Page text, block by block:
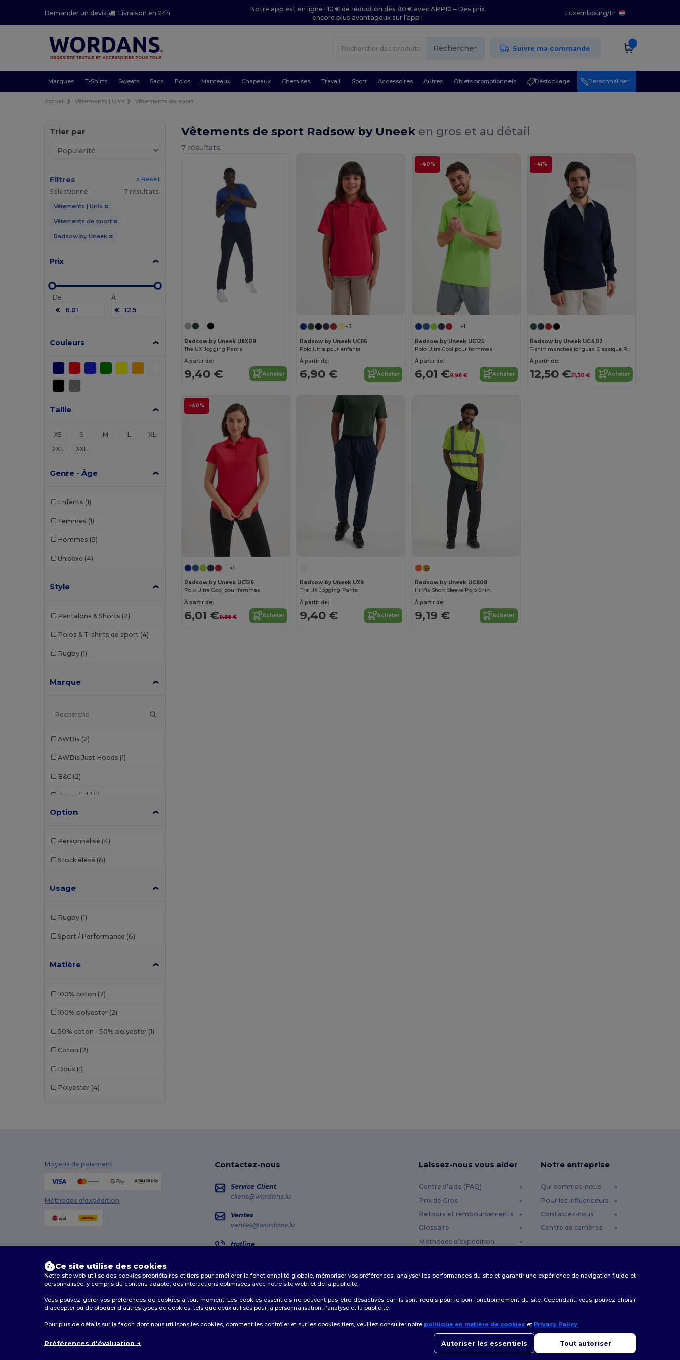
Demander un devis| Livraison en 24h
Notre app est en ligne ! 10 € de réduction dès 80 € avec APP10 – Des prix
encore plus avantageux sur l’app !
Luxembourg/Fr
Rechercher Suivre ma commande
Marques T-Shirts Sweats Sacs Polos Manteaux Chapeaux Chemises Travail Sport Accessoires Autres Objets promotionnels Déstockage Personnaliser !
Accueil Vêtements | Unis Vêtements de sport
Trier par
Filtres
« Reset
Sélectionné
7 résultats.
Vêtements | Unis
Vêtements de sport
Radsow by Uneek
Prix
De
€
À
€
Couleurs
Taille
XS S M L
XL
2XL
3XL
Genre - Âge
Enfants (1)
Femmes (1)
Hommes (5)
Unisexe (4)
Style
Pantalons & Shorts (2)
Polos & T-shirts de sport (4)
Rugby (1)
Marque
AWDis (2)
AWDis Just Hoods (1)
B&C (2)
Beechfield (1)
Brook Taverner
Egotier
Finden & Hales
Korntex (2)
Mumbles (1)
Mustaghata (11)
Proact (97)
Promodoro (3)
Option
Personnalisé (4)
Stock élévé (6)
Usage
Rugby (1)
Sport / Performance (6)
Matière
100% coton (2)
100% polyester (2)
50% coton - 50% polyester (1)
Coton (2)
Doux (1)
Polyester (4)
Vêtements de sport Radsow by Uneek en gros et au détail
7 résultats.
Radsow by Uneek UXX09
The UX Jogging Pants
À partir de:
9,40 € Acheter
+3
Radsow by Uneek UC116
Polo Ultra pour enfants
À partir de:
6,90 € Acheter
-40%
+1
Radsow by Uneek UC125
Polo Ultra Cool pour hommes
À partir de:
6,01 €9,98 € Acheter
-41%
Radsow by Uneek UC402
T-shirt manches longues Classique Rugby
À partir de:
12,50 €21,30 € Acheter
-40%
+1
Radsow by Uneek UC126
Polo Ultra Cool pour femmes
À partir de:
6,01 €9,98 € Acheter
Radsow by Uneek UX9
The UX Jogging Pants
À partir de:
9,40 € Acheter
Radsow by Uneek UC808
Hi Vis Short Sleeve Polo Shirt
À partir de:
9,19 € Acheter
Moyens de paiement
Méthodes d'expédition
Contactez-nous
Service Client
client@wordans.lu
Ventes
ventes@wordans.lu
Hotline
Suivi de commande
Laissez-nous vous aider
Centre d'aide (FAQ)
Prix de Gros
Retours et remboursements
Glossaire
Méthodes d'expédition
Notre entreprise
Qui sommes-nous
Pour les influenceurs
Contactez-nous
Centre de carrières
2026. Tous droits réservés
Plan du Site
Ce site utilise des cookies
Notre site web utilise des cookies propriétaires et tiers pour améliorer la fonctionnalité globale, mémoriser vos préférences, analyser les performances du site et garantir une expérience de navigation fluide et
personnalisée, y compris du contenu adapté, des interactions optimisées avec notre site web, et de la publicité.
Vous pouvez gérer vos préférences de cookies à tout moment. Les cookies essentiels ne peuvent pas être désactivés car ils sont requis pour le bon fonctionnement du site. Cependant, vous pouvez choisir
d’accepter ou de bloquer d'autres types de cookies, tels que ceux utilisés pour la personnalisation, l'analyse et la publicité.
Pour plus de détails sur la façon dont nous utilisons les cookies, comment les contrôler et sur les cookies tiers, veuillez consulter notre politique en matière de cookies et Privacy Policy.
Préférences d'évaluation Autoriser les essentiels Tout autoriser
👋 Bonjour
Si vous avez des questions ou des préoccupations, vous pouvez nous
contacter à tout moment. Notre chatbot est là pour vous aider.